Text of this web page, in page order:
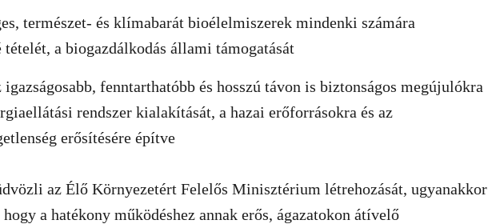
természet- és klímabarát bioélelmiszerek mindenki számára
tételét, a biogazdálkodás állami támogatását
fenntarthatóbb és hosszú távon is biztonságos megújulókra
rendszer kialakítását, a hazai erőforrásokra és az
erősítésére építve
az Élő Környezetért Felelős Minisztérium létrehozását, ugyanakkor
a hatékony működéshez annak erős, ágazatokon átívelő